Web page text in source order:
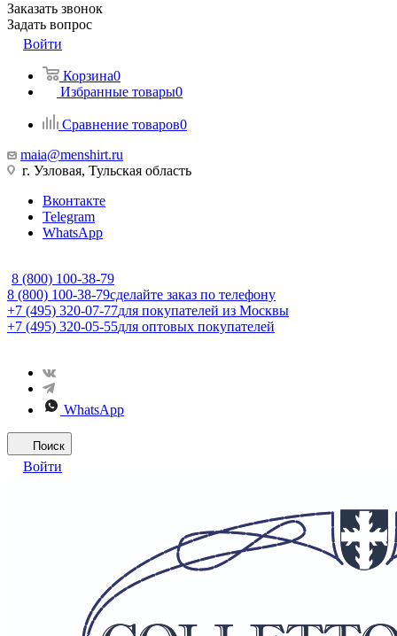
Заказать звонок
Задать вопрос
Войти
Корзина0
Избранные товары0
Сравнение товаров0
maia@menshirt.ru
г. Узловая, Тульская область
Вконтакте
Telegram
WhatsApp
8 (800) 100-38-79
8 (800) 100-38-79сделайте заказ по телефону
+7 (495) 320-07-77для покупателей из Москвы
+7 (495) 320-05-55для оптовых покупателей
WhatsApp
Поиск
Войти